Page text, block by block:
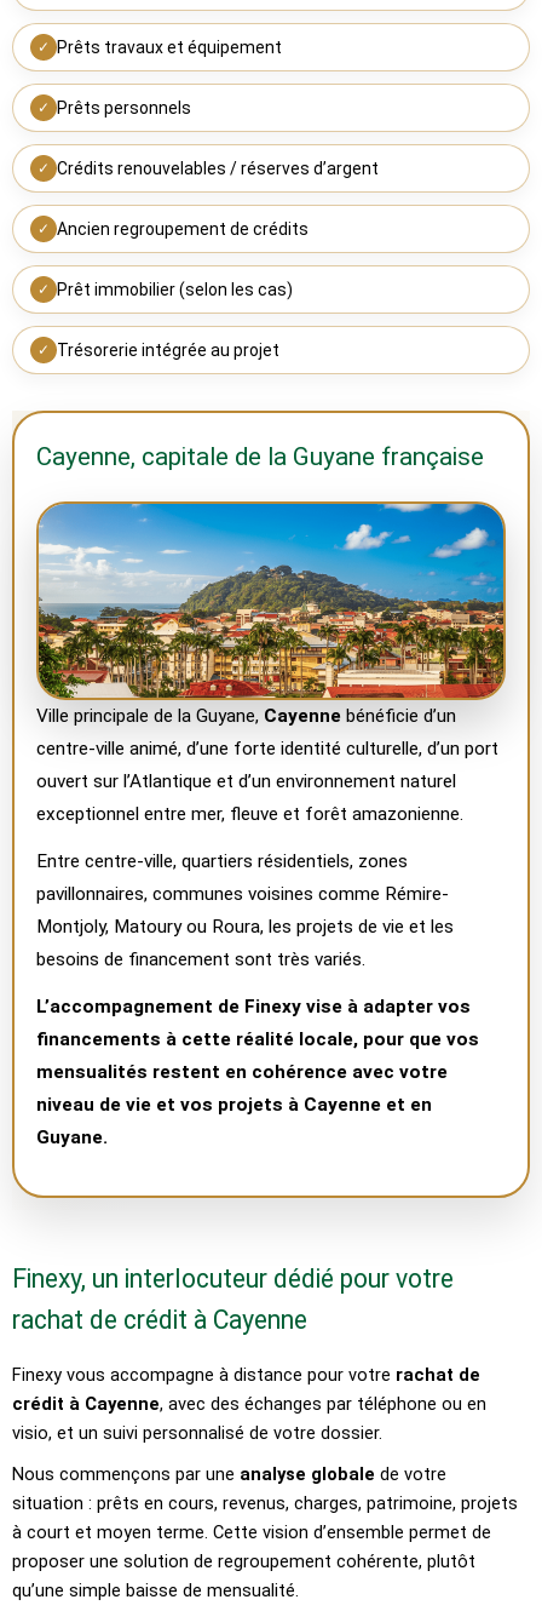
✓ Prêts travaux et équipement
✓ Prêts personnels
✓ Crédits renouvelables / réserves d’argent
✓ Ancien regroupement de crédits
✓ Prêt immobilier (selon les cas)
✓ Trésorerie intégrée au projet
Cayenne, capitale de la Guyane française
Ville principale de la Guyane, Cayenne bénéficie d’un
centre-ville animé, d’une forte identité culturelle, d’un port
ouvert sur l’Atlantique et d’un environnement naturel
exceptionnel entre mer, fleuve et forêt amazonienne.
Entre centre-ville, quartiers résidentiels, zones
pavillonnaires, communes voisines comme Rémire-
Montjoly, Matoury ou Roura, les projets de vie et les
besoins de financement sont très variés.
L’accompagnement de Finexy vise à adapter vos
financements à cette réalité locale, pour que vos
mensualités restent en cohérence avec votre
niveau de vie et vos projets à Cayenne et en
Guyane.
Finexy, un interlocuteur dédié pour votre
rachat de crédit à Cayenne
Finexy vous accompagne à distance pour votre rachat de
crédit à Cayenne, avec des échanges par téléphone ou en
visio, et un suivi personnalisé de votre dossier.
Nous commençons par une analyse globale de votre
situation : prêts en cours, revenus, charges, patrimoine, projets
à court et moyen terme. Cette vision d’ensemble permet de
proposer une solution de regroupement cohérente, plutôt
qu’une simple baisse de mensualité.